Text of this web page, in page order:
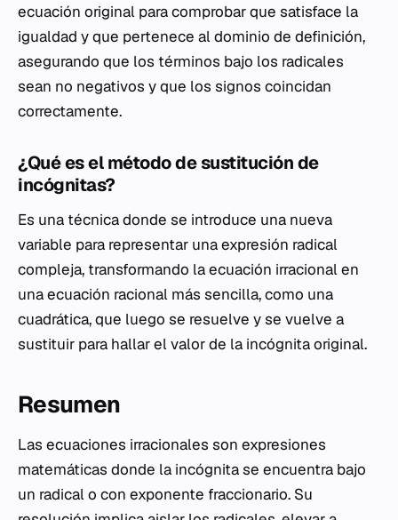
ecuación original para comprobar que satisface la
igualdad y que pertenece al dominio de definición,
asegurando que los términos bajo los radicales
sean no negativos y que los signos coincidan
correctamente.
¿Qué es el método de sustitución de
incógnitas?
Es una técnica donde se introduce una nueva
variable para representar una expresión radical
compleja, transformando la ecuación irracional en
una ecuación racional más sencilla, como una
cuadrática, que luego se resuelve y se vuelve a
sustituir para hallar el valor de la incógnita original.
Resumen
Las ecuaciones irracionales son expresiones
matemáticas donde la incógnita se encuentra bajo
un radical o con exponente fraccionario. Su